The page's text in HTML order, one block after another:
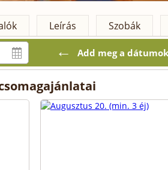
Leírás Szobák
← Add meg a